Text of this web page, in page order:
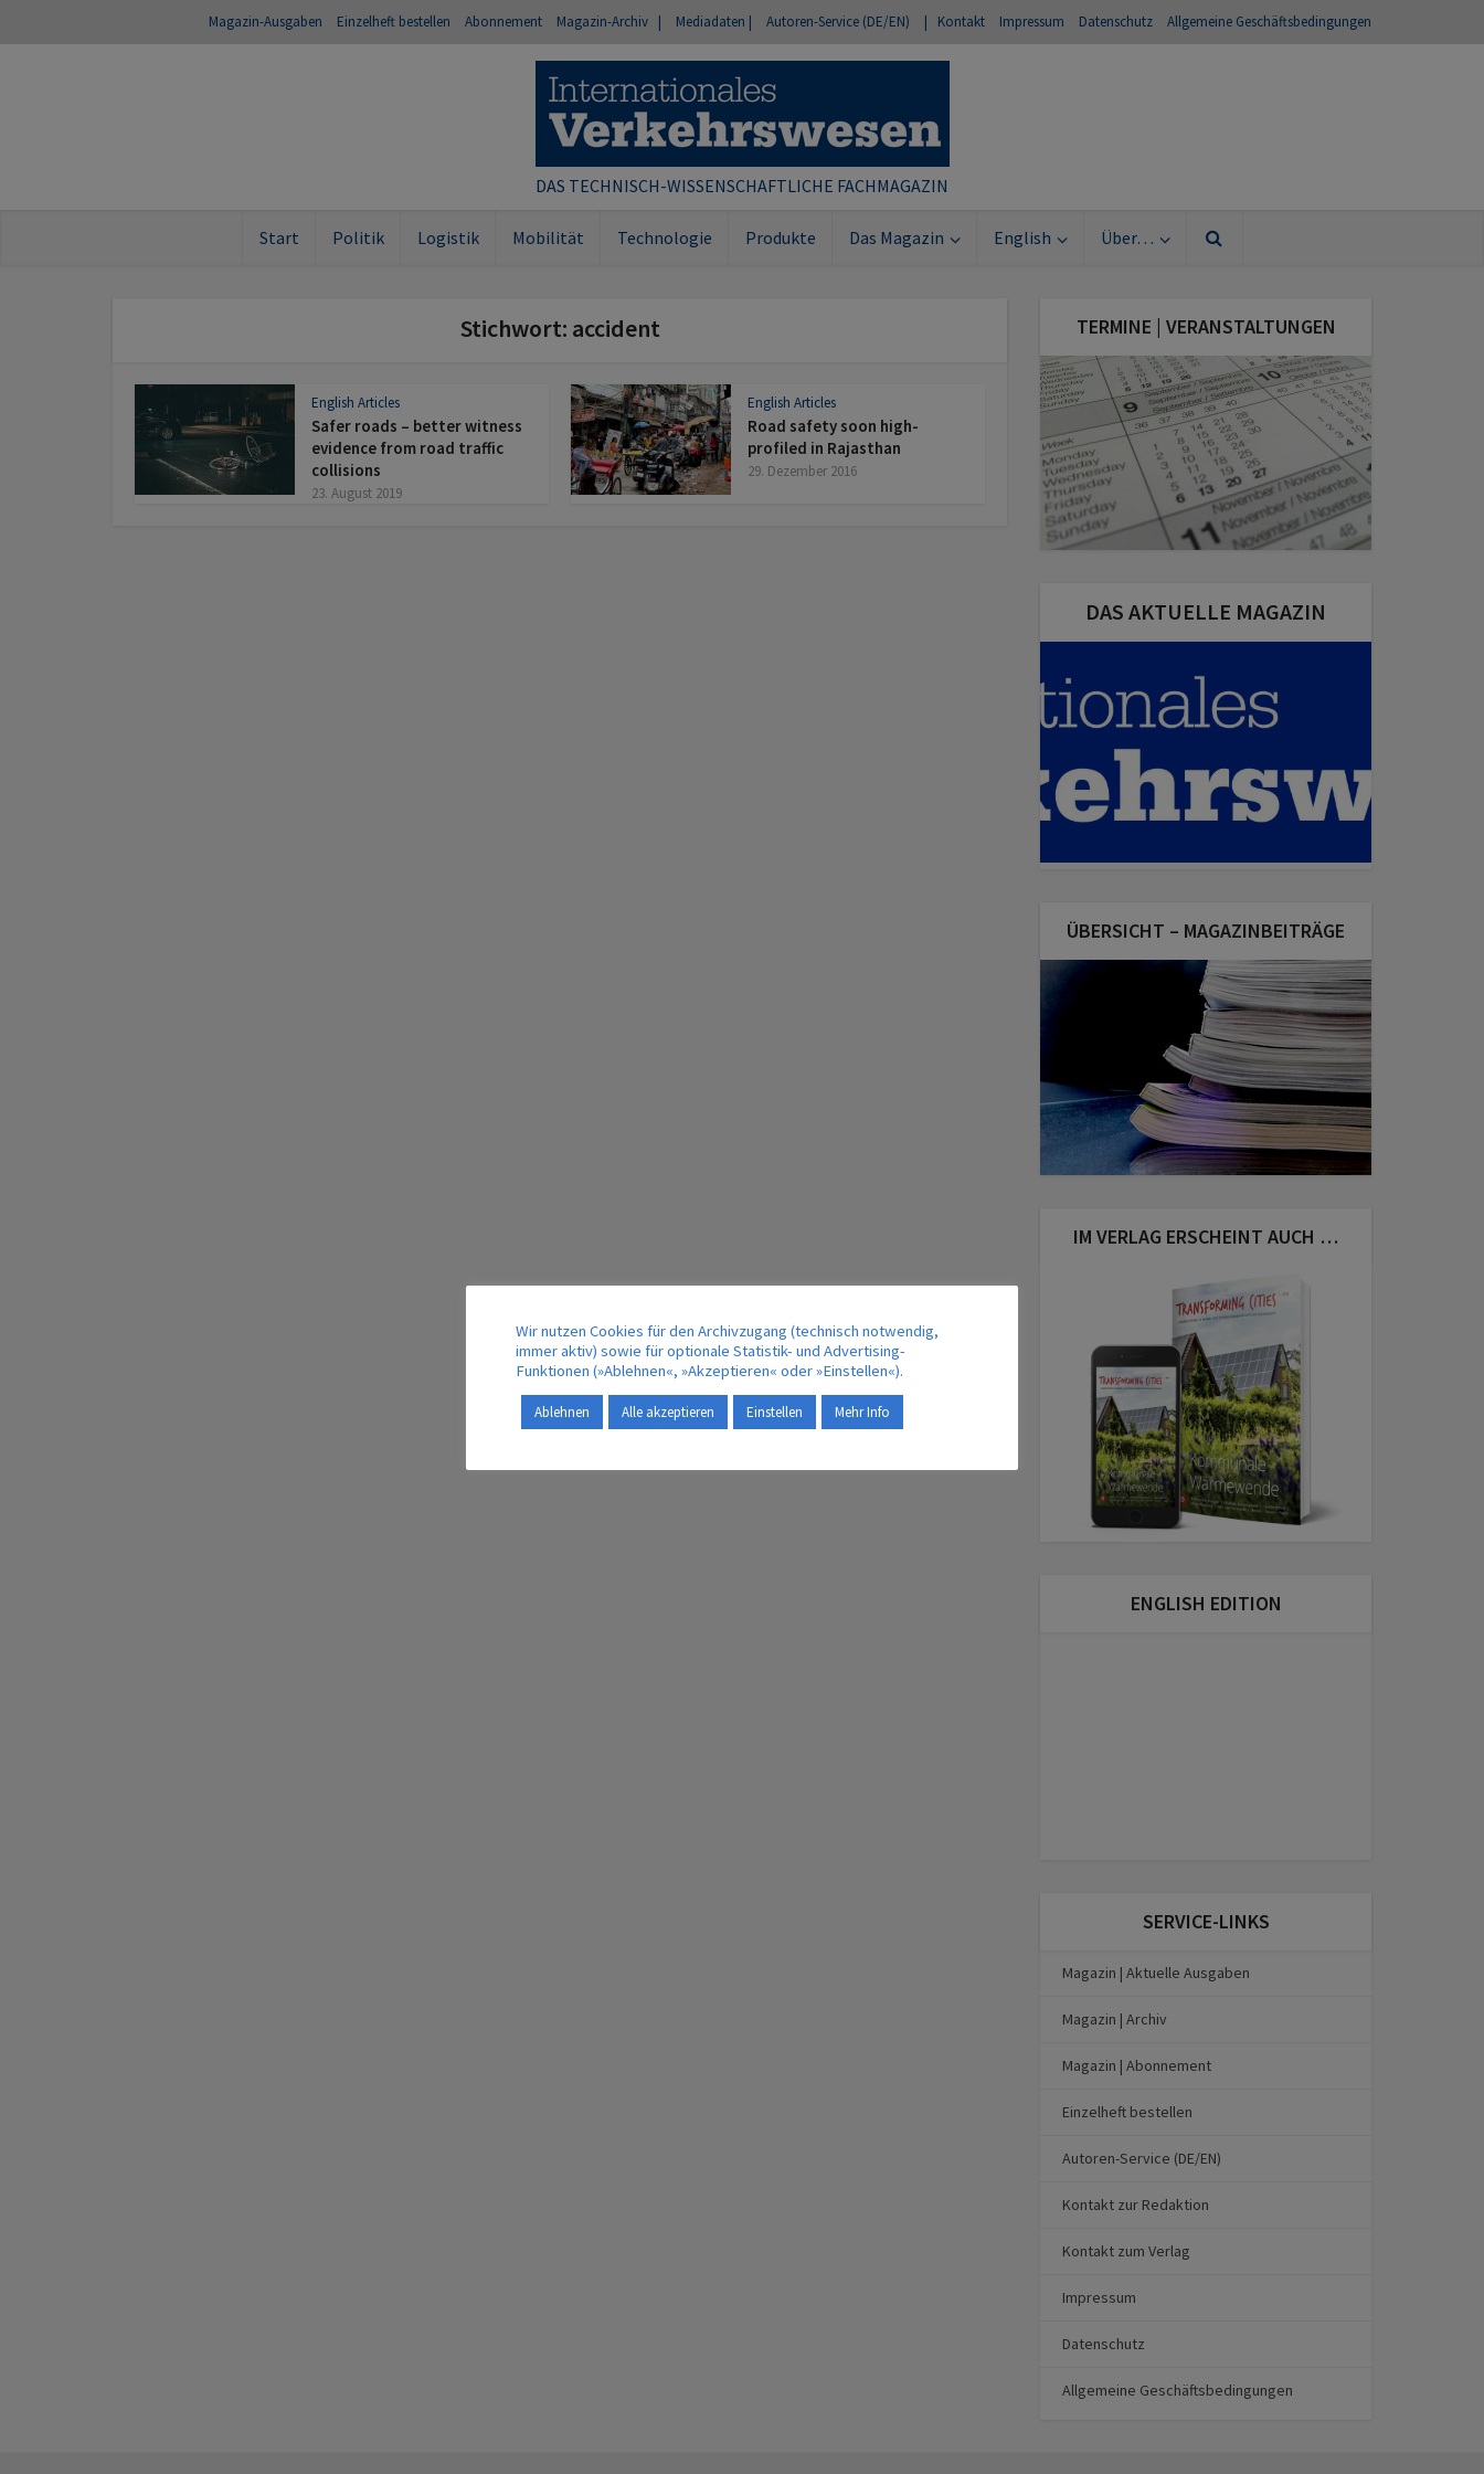
Magazin-Ausgaben Einzelheft bestellen Abonnement Magazin-Archiv | Mediadaten | Autoren-Service (DE/EN) | Kontakt Impressum Datenschutz Allgemeine Geschäftsbedingungen
DAS TECHNISCH-WISSENSCHAFTLICHE FACHMAGAZIN
Start Politik Logistik Mobilität Technologie Produkte Das Magazin English Über…
Stichwort: accident
English Articles
Safer roads – better witness
evidence from road traffic
collisions
23. August 2019
English Articles
Road safety soon high-
profiled in Rajasthan
29. Dezember 2016
TERMINE | VERANSTALTUNGEN
DAS AKTUELLE MAGAZIN
ÜBERSICHT – MAGAZINBEITRÄGE
IM VERLAG ERSCHEINT AUCH …
ENGLISH EDITION
SERVICE-LINKS
Magazin | Aktuelle Ausgaben
Magazin | Archiv
Magazin | Abonnement
Einzelheft bestellen
Autoren-Service (DE/EN)
Kontakt zur Redaktion
Kontakt zum Verlag
Impressum
Datenschutz
Allgemeine Geschäftsbedingungen
Wir nutzen Cookies für den Archivzugang (technisch notwendig,
immer aktiv) sowie für optionale Statistik- und Advertising-
Funktionen (»Ablehnen«, »Akzeptieren« oder »Einstellen«).
Ablehnen Alle akzeptieren Einstellen Mehr Info